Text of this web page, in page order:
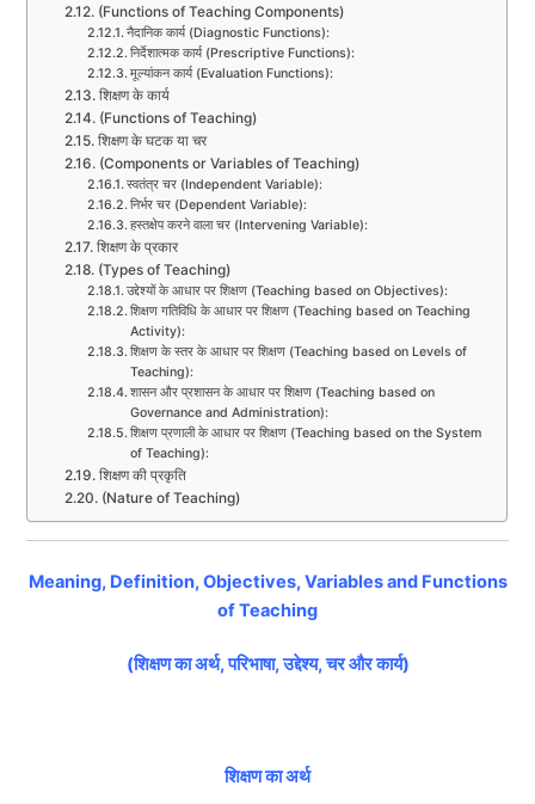
(Functions of Teaching Components)
नैदानिक कार्य (Diagnostic Functions):
निर्देशात्मक कार्य (Prescriptive Functions):
मूल्यांकन कार्य (Evaluation Functions):
शिक्षण के कार्य
(Functions of Teaching)
शिक्षण के घटक या चर
(Components or Variables of Teaching)
स्वतंत्र चर (Independent Variable):
निर्भर चर (Dependent Variable):
हस्तक्षेप करने वाला चर (Intervening Variable):
शिक्षण के प्रकार
(Types of Teaching)
उद्देश्यों के आधार पर शिक्षण (Teaching based on Objectives):
शिक्षण गतिविधि के आधार पर शिक्षण (Teaching based on Teaching
Activity):
शिक्षण के स्तर के आधार पर शिक्षण (Teaching based on Levels of
Teaching):
शासन और प्रशासन के आधार पर शिक्षण (Teaching based on
Governance and Administration):
शिक्षण प्रणाली के आधार पर शिक्षण (Teaching based on the System
of Teaching):
शिक्षण की प्रकृति
(Nature of Teaching)
Meaning, Definition, Objectives, Variables and Functions
of Teaching
(शिक्षण का अर्थ, परिभाषा, उद्देश्य, चर और कार्य)
शिक्षण का अर्थ